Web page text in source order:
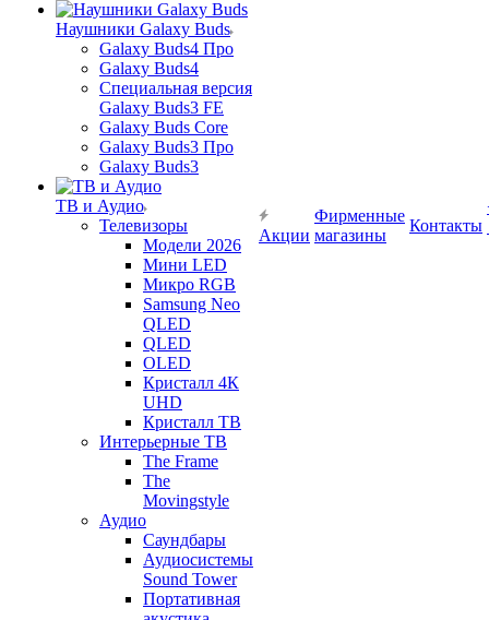
Наушники Galaxy Buds
Galaxy Buds4 Про
Galaxy Buds4
Специальная версия
Galaxy Buds3 FE
Galaxy Buds Core
Galaxy Buds3 Про
Galaxy Buds3
ТВ и Аудио
Телевизоры
Модели 2026
Мини LED
Микро RGB
Samsung Neo
QLED
QLED
OLED
Кристалл 4К
UHD
Кристалл ТВ
Интерьерные ТВ
The Frame
The
Movingstyle
Аудио
Саундбары
Аудиосистемы
Sound Tower
Портативная
Акции
Фирменные
магазины
Контакты